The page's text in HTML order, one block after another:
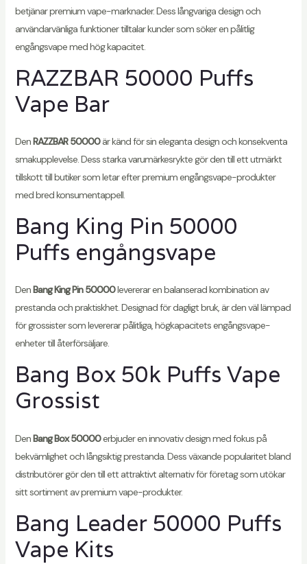
betjänar premium vape-marknader. Dess långvariga design och
användarvänliga funktioner tilltalar kunder som söker en pålitlig
engångsvape med hög kapacitet.
RAZZBAR 50000 Puffs
Vape Bar
DenRAZZBAR 50000är känd för sin eleganta design och konsekventa
smakupplevelse. Dess starka varumärkesrykte gör den till ett utmärkt
tillskott till butiker som letar efter premium engångsvape-produkter
med bred konsumentappell.
Bang King Pin 50000
Puffs engångsvape
Den Bang King Pin 50000levererar en balanserad kombination av
prestanda och praktiskhet. Designad för dagligt bruk, är den väl lämpad
för grossister som levererar pålitliga, högkapacitets engångsvape-
enheter till återförsäljare.
Bang Box 50k Puffs Vape
Grossist
DenBang Box 50000erbjuder en innovativ design med fokus på
bekvämlighet och långsiktig prestanda. Dess växande popularitet bland
distributörer gör den till ett attraktivt alternativ för företag som utökar
sitt sortiment av premium vape-produkter.
Bang Leader 50000 Puffs
Vape Kits